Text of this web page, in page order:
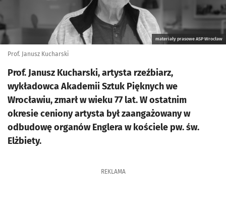
materiały prasowe ASP Wrocław
Prof. Janusz Kucharski
Prof. Janusz Kucharski, artysta rzeźbiarz,
wykładowca Akademii Sztuk Pięknych we
Wrocławiu, zmarł w wieku 77 lat. W ostatnim
okresie ceniony artysta był zaangażowany w
odbudowę organów Englera w kościele pw. św.
Elżbiety.
REKLAMA